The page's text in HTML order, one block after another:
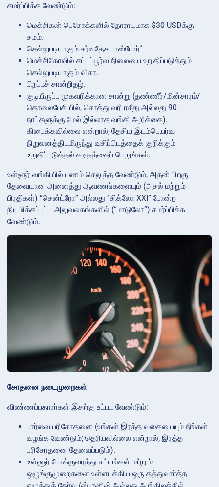
சமர்ப்பிக்க வேண்டும்:
மெக்சிகன் பெசோக்களில் தோராயமாக $30 USDக்கு
சமம்.
செல்லுபடியாகும் சர்வதேச பாஸ்போர்ட்.
மெக்சிகோவில் சட்டப்பூர்வ நிலையை உறுதிப்படுத்தும்
செல்லுபடியாகும் விசா.
பிறப்புச் சான்றிதழ்.
குடியிருப்பு முகவரிக்கான சான்று (தண்ணீர்/மின்சாரம்/
தொலைபேசி பில், சொத்து வரி ரசீது அல்லது 90
நாட்களுக்கு மேல் இல்லாத வங்கி அறிக்கை).
கிடைக்கவில்லை என்றால், தேசிய இடம்பெயர்வு
நிறுவனத்திடமிருந்து வசிப்பிடத்தைக் குறிக்கும்
உறுதிப்படுத்தல் கடிதத்தைப் பெறுங்கள்.
உள்ளூர் வங்கியில் பணம் செலுத்த வேண்டும், அதன் பிறகு
தேவையான அனைத்து ஆவணங்களையும் (அசல் மற்றும்
பிரதிகள்) “சென்ட்ரோ” அல்லது “சிக்லோ XXI” போன்ற
நியமிக்கப்பட்ட அலுவலகங்களில் (“மாடுலோ”) சமர்ப்பிக்க
வேண்டும்.
சோதனை நடைமுறைகள்
விண்ணப்பதாரர்கள் இதற்கு உட்பட வேண்டும்:
பார்வை பரிசோதனை (உங்கள் இரத்த வகையையும் நீங்கள்
வழங்க வேண்டும்; தெரியவில்லை என்றால், இரத்த
பரிசோதனை தேவைப்படும்).
உள்ளூர் போக்குவரத்து சட்டங்கள் மற்றும்
ஒழுங்குமுறைகளை உள்ளடக்கிய ஒரு தத்துவார்த்த